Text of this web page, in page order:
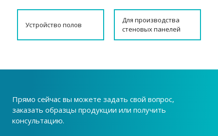
Устройство полов
Для производства
стеновых панелей
Прямо сейчас вы можете задать свой вопрос,
заказать образцы продукции или получить
консультацию.